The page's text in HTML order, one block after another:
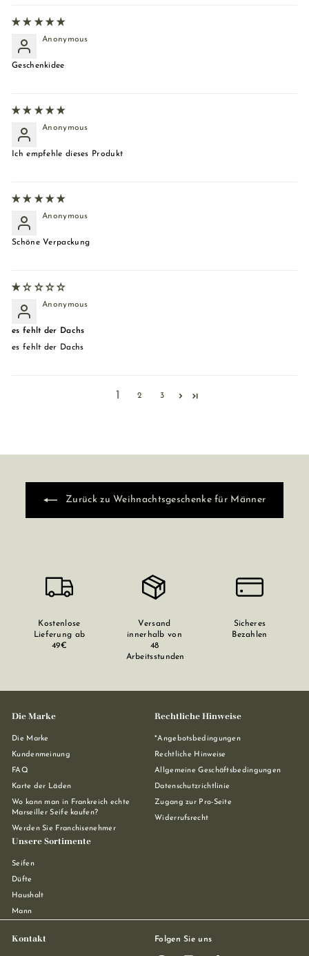
Anonymous
Geschenkidee
Anonymous
Ich empfehle dieses Produkt
Anonymous
Schöne Verpackung
Anonymous
es fehlt der Dachs
es fehlt der Dachs
1 2 3
Zurück zu Weihnachtsgeschenke für Männer
Kostenlose
Lieferung ab
49€
Versand
innerhalb von
48
Arbeitsstunden
Sicheres
Bezahlen
Die Marke
Die Marke
Kundenmeinung
FAQ
Karte der Läden
Wo kann man in Frankreich echte
Marseiller Seife kaufen?
Werden Sie Franchisenehmer
Rechtliche Hinweise
*Angebotsbedingungen
Rechtliche Hinweise
Allgemeine Geschäftsbedingungen
Datenschutzrichtlinie
Zugang zur Pro-Seite
Widerrufsrecht
Unsere Sortimente
Seifen
Düfte
Haushalt
Mann
Kontakt Folgen Sie uns